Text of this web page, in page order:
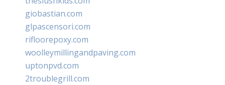
giobastian.com
glpascensori.com
rifloorepoxy.com
woolleymillingandpaving.com
uptonpvd.com
2troublegrill.com